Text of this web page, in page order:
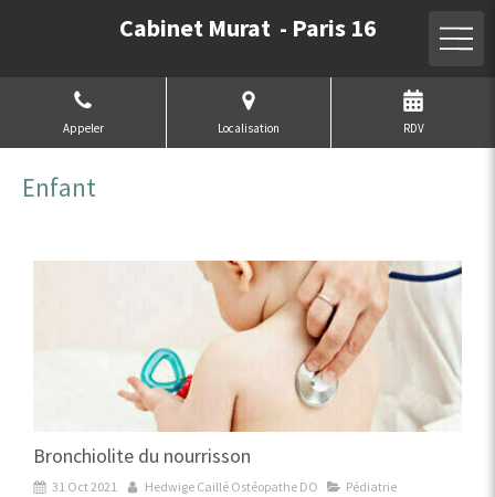
Cabinet Murat - Paris 16
Appeler Localisation RDV
Enfant
Bronchiolite du nourrisson
31 Oct 2021 Hedwige Caillé Ostéopathe DO Pédiatrie